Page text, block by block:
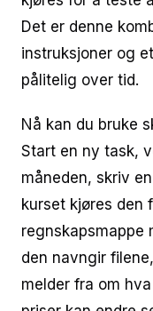
Det er denne
instruksjoner og
pålitelig over tid.
Nå kan du bruke
Start en ny task,
måneden, skriv
kurset kjøres den
regnskapsmappe
den navngir
melder fra om